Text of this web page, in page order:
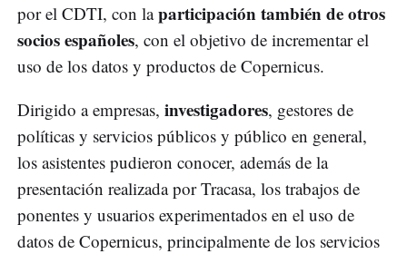
por el CDTI, con laparticipación también de otros
socios españoles, con el objetivo de incrementar el
uso de los datos y productos de Copernicus.
Dirigido a empresas, investigadores, gestores de
políticas y servicios públicos y público en general,
los asistentes pudieron conocer, además de la
presentación realizada por Tracasa, los trabajos de
ponentes y usuarios experimentados en el uso de
datos de Copernicus, principalmente de los servicios